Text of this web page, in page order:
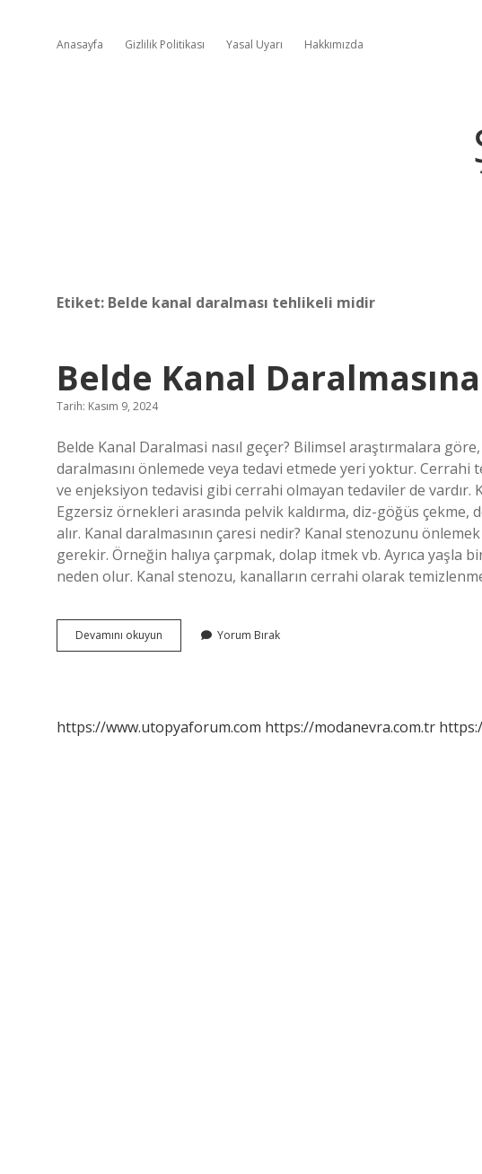
Anasayfa Gizlilik Politikası Yasal Uyarı Hakkımızda
Etiket: Belde kanal daralması tehlikeli midir
Belde Kanal
Tarih: Kasım 9, 2024
Belde Kanal Daralmasi nasıl geçer? Bilimsel araştırmalara
daralmasını önlemede veya tedavi etmede yeri yoktur. Cerrahi
ve enjeksiyon tedavisi gibi cerrahi olmayan tedaviler de vardır.
Egzersiz örnekleri arasında pelvik kaldırma, diz-göğüs
alır. Kanal daralmasının çaresi nedir? Kanal stenozunu
gerekir. Örneğin halıya çarpmak, dolap itmek vb. Ayrıca
neden olur. Kanal stenozu, kanalların cerrahi olarak
Devamını okuyun
Kanal
Yorum Bırak
https://www.utopyaforum.com https://modanevra.com.tr